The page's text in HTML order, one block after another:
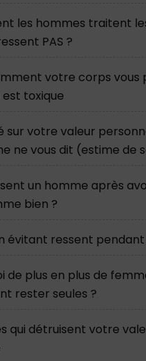
les hommes traitent
PAS ?
votre corps vous
toxique
sur votre valeur
ne vous dit (estime de
un homme après
bien ?
évitant ressent
de plus en plus de
rester seules ?
qui détruisent votre